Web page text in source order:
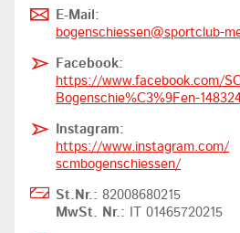
E-Mail:
bogenschiessen@sportclub-
Facebook:
https://www.facebook.com/
Bogenschie%C3%9Fen-
Instagram:
https://www.instagram.com/
scmbogenschiessen/
St.Nr.: 82008680215
MwSt. Nr.:
IT 01465720215